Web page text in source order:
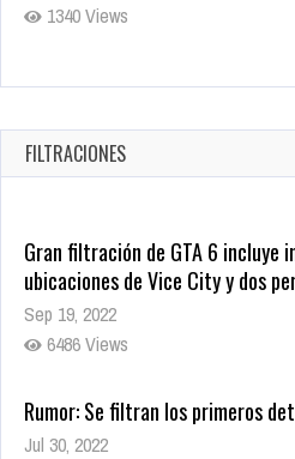
1340 Views
Revive el terror: El conjuro 4:
Oct 20, 2025
1382 Views
FILTRACIONES
Gran filtración de GTA 6 incluye
ubicaciones de Vice City y dos
Sep 19, 2022
6486 Views
Rumor: Se filtran los primeros
Jul 30, 2022